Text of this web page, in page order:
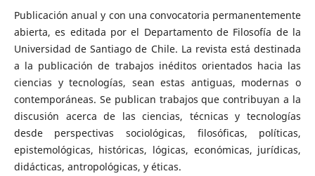
Publicación anual y con una convocatoria permanentemente
abierta, es editada por el Departamento de Filosofía de la
Universidad de Santiago de Chile. La revista está destinada
a la publicación de trabajos inéditos orientados hacia las
ciencias y tecnologías, sean estas antiguas, modernas o
contemporáneas. Se publican trabajos que contribuyan a la
discusión acerca de las ciencias, técnicas y tecnologías
desde perspectivas sociológicas, filosóficas, políticas,
epistemológicas, históricas, lógicas, económicas, jurídicas,
didácticas, antropológicas, y éticas.